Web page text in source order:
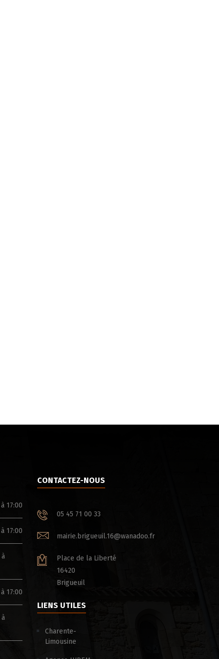
17:00
17:00
17:00
CONTACTEZ-NOUS
05 45 71 00 33
mairie.brigueuil.16@wanadoo.fr
Place de la Liberté
16420
Brigueuil
LIENS UTILES
Charente-
Limousine